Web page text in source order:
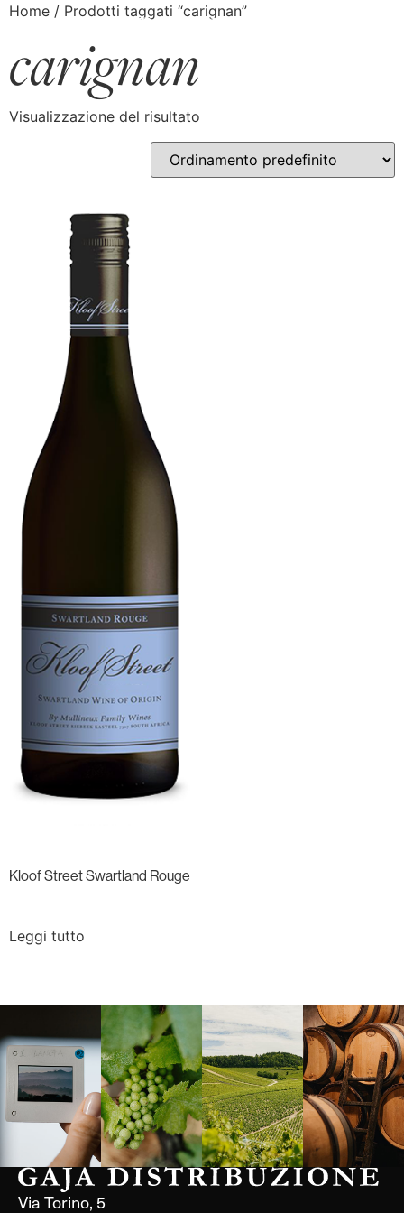
Home / Prodotti taggati “carignan”
carignan
Visualizzazione del risultato
Kloof Street Swartland Rouge
Leggi tutto
Borgogna,
Francia
Borgogna,
Francia
Instagram
Via Torino, 5